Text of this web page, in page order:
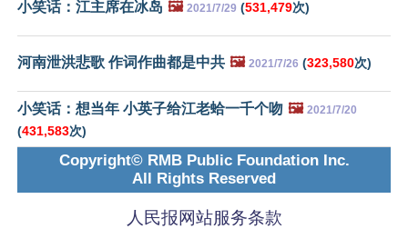
小笑话：江主席在冰岛 🖼️ 2021/7/29 (531,479次)
河南泄洪悲歌 作词作曲都是中共 🖼️ 2021/7/26 (323,580次)
小笑话：想当年 小英子给江老蛤一千个吻 🖼️ 2021/7/20
(431,583次)
Copyright© RMB Public Foundation Inc.
All Rights Reserved
人民报网站服务条款